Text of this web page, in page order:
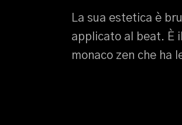
La sua estetica è
applicato al beat. È
monaco zen che ha